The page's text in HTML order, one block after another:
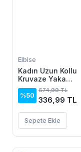
Elbise
Kadın Uzun Kollu
Kruvaze Yaka
Yanlardan Büzgülü
Kadife Elbise
%50
674,99 TL
336,99 TL
Sepete Ekle